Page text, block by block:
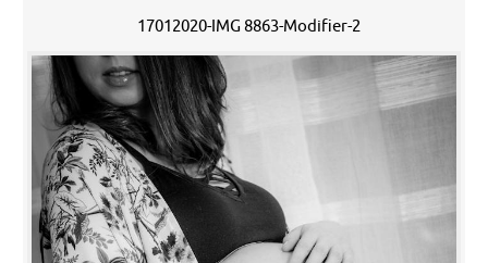
17012020-IMG 8863-Modifier-2